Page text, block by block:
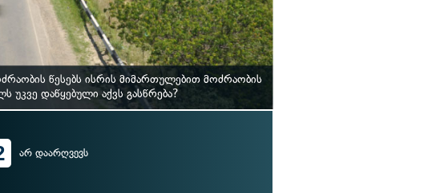
წესებს ისრის მიმართულებით მოძრაობის
უკვე დაწყებული აქვს გასწრება?
არ დაარღვევს